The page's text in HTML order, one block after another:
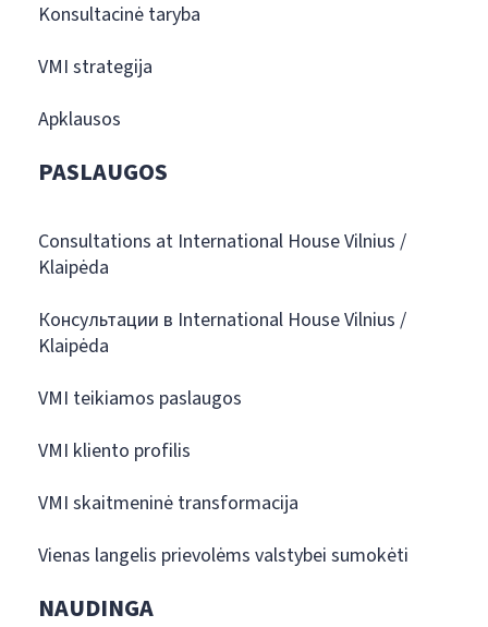
Konsultacinė taryba
VMI strategija
Apklausos
PASLAUGOS
Consultations at International House Vilnius /
Klaipėda
Консультации в International House Vilnius /
Klaipėda
VMI teikiamos paslaugos
VMI kliento profilis
VMI skaitmeninė transformacija
Vienas langelis prievolėms valstybei sumokėti
NAUDINGA